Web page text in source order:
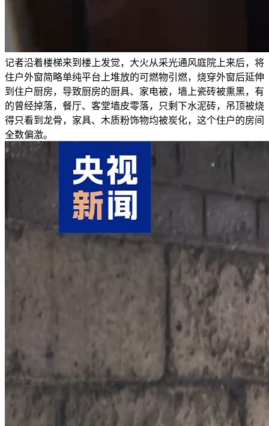
记者沿着楼梯来到楼上发觉，大火从采光通风庭院上来后，将
住户外窗简略单纯平台上堆放的可燃物引燃，烧穿外窗后延伸
到住户厨房，导致厨房的厨具、家电被，墙上瓷砖被熏黑，有
的曾经掉落，餐厅、客堂墙皮零落，只剩下水泥砖，吊顶被烧
得只看到龙骨，家具、木质粉饰物均被炭化，这个住户的房间
全数偏激。